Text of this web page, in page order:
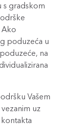
s gradskom
Ako
poduzeća u
na
Vašem
uz